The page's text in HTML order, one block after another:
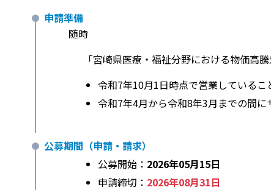
申請準備
随時
「宮崎県医療・福祉分野における物価高
令和7年10月1日時点で営業しているこ
令和7年4月から令和8年3月までの間
公募期間（申請・請求）
公募開始： 2026年05月15日
申請締切： 2026年08月31日